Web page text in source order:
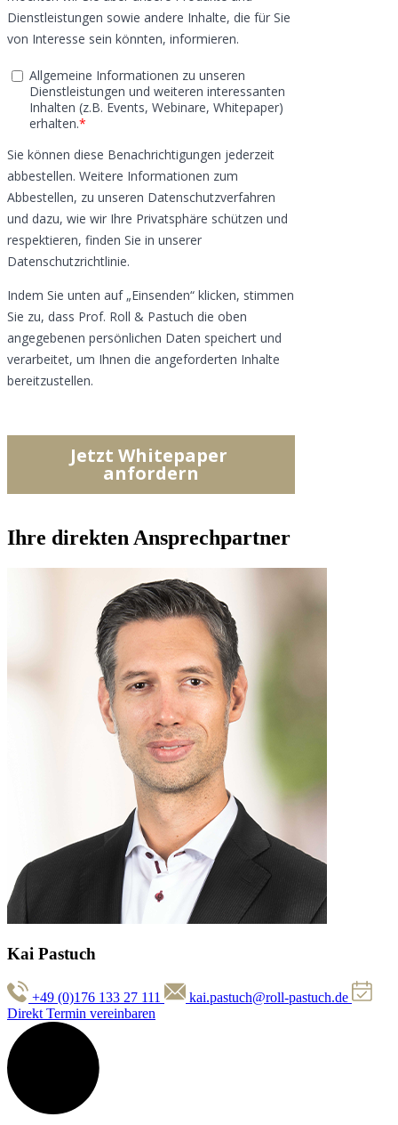
Ihre direkten Ansprechpartner
Kai Pastuch
+49 (0)176 133 27 111
kai.pastuch@roll-pastuch.de
Direkt Termin vereinbaren